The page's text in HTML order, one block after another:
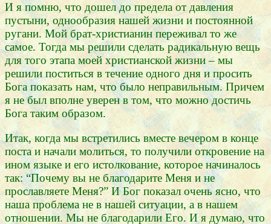
И я помню, что дошел до предела от давления
пустыни, однообразия нашей жизни и постоянной
ругани. Мой брат-христианин переживал то же
самое. Тогда мы решили сделать радикальную вещь
для того этапа моей христианской жизни – мы
решили поститься в течение одного дня и просить
Бога показать нам, что было неправильным. Причем
я не был вполне уверен в том, что можно достичь
Бога таким образом.
Итак, когда мы встретились вместе вечером в конце
поста и начали молиться, то получили откровение на
ином языке и его истолкование, которое начиналось
так: “Почему вы не благодарите Меня и не
прославляете Меня?” И Бог показал очень ясно, что
наша проблема не в нашей ситуации, а в нашем
отношении. Мы не благодарили Его. И я думаю, что